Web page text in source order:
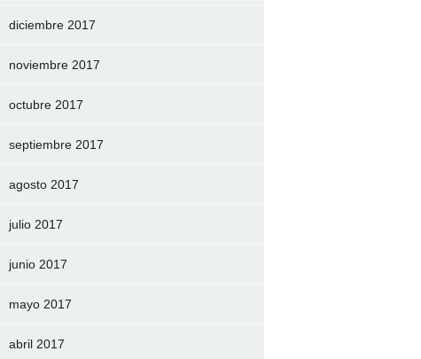
diciembre 2017
noviembre 2017
octubre 2017
septiembre 2017
agosto 2017
julio 2017
junio 2017
mayo 2017
abril 2017